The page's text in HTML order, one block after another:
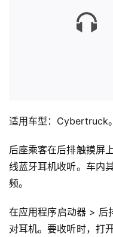
适用车型：Cybertruck。
后座乘客在后排触摸屏
线蓝牙耳机收听。车内
频。
在应用程序启动器 > 后
对耳机。要收听时，打